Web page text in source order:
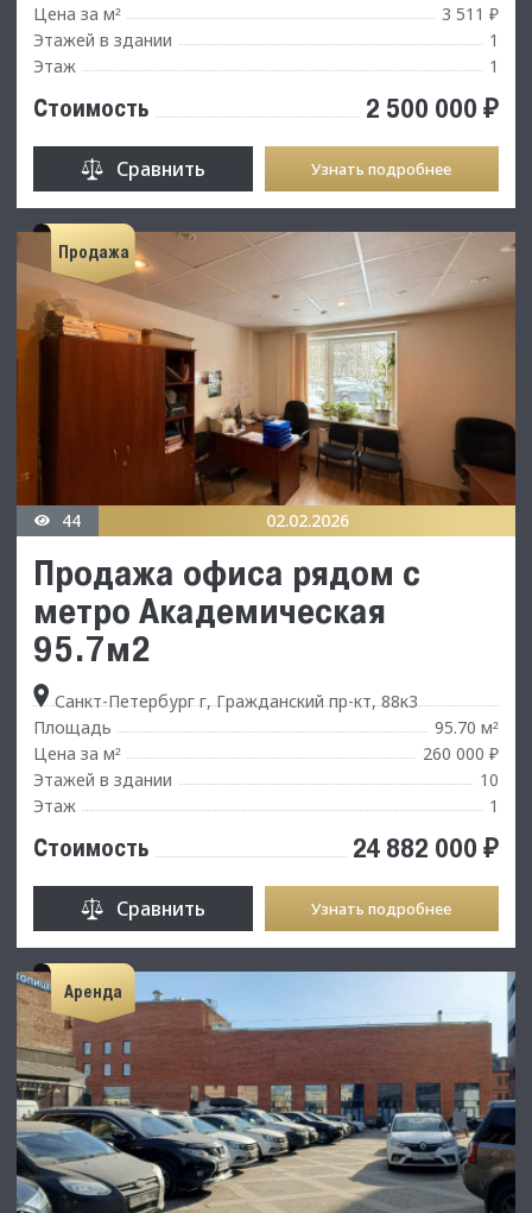
Цена за м²
3 511 ₽
Этажей в здании
1
Этаж
1
Стоимость 2 500 000 ₽
Сравнить Узнать подробнее
Продажа
44 02.02.2026
Продажа офиса рядом с
метро Академическая
95.7м2
Санкт-Петербург г, Гражданский пр-кт, 88к3
Площадь
95.70 м²
Цена за м²
260 000 ₽
Этажей в здании
10
Этаж
1
Стоимость 24 882 000 ₽
Сравнить Узнать подробнее
Аренда